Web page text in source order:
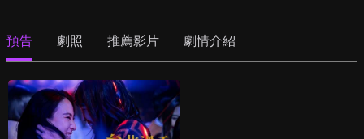
預告 劇照 推薦影片 劇情介紹